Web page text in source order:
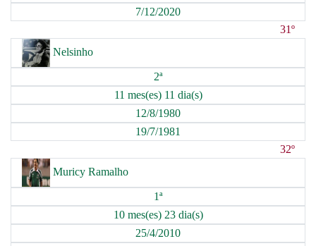
7/12/2020
31º
Nelsinho
2ª
11 mes(es) 11 dia(s)
12/8/1980
19/7/1981
32º
Muricy Ramalho
1ª
10 mes(es) 23 dia(s)
25/4/2010